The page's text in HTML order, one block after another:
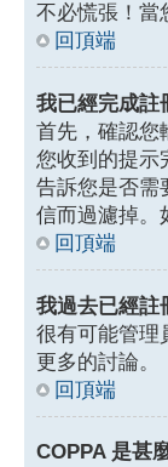
不必慌張！當
回頂端
我已經完成註
首先，確認您
您收到的提示
告訴您是否需
信而過濾掉。
回頂端
我過去已經註
很有可能管理
更多的討論。
回頂端
COPPA 是甚